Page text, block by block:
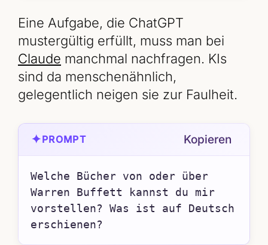
Eine Aufgabe, die ChatGPT
mustergültig erfüllt, muss man bei
Claude manchmal nachfragen. KIs
sind da menschenähnlich,
gelegentlich neigen sie zur Faulheit.
✦ PROMPT Kopieren
Welche Bücher von oder über
Warren Buffett kannst du mir
vorstellen? Was ist auf Deutsch
erschienen?